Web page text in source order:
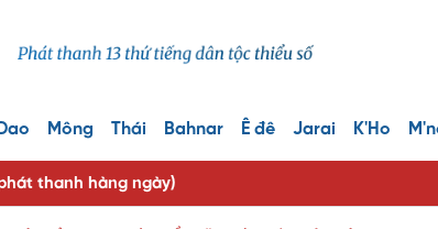
Dao Mông Thái Bahnar Ê đê Jarai K'Ho
phát thanh hàng ngày)